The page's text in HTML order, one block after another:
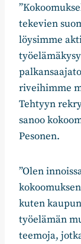
tekevien
löysimme
riveihimme
Tehtyyn
sanoo
Pesonen.
”Olen
kuten
työelämän
teemoja,